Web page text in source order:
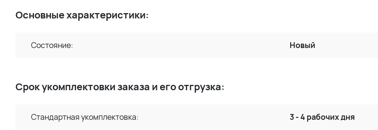
Основные характеристики:
Состояние: Новый
Срок укомплектовки заказа и его отгрузка:
Стандартная укомплектовка: 3 - 4 рабочих дня